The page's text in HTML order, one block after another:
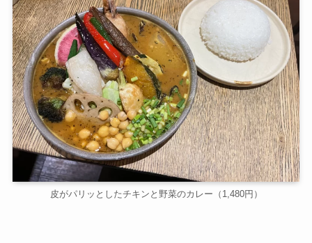
皮がパリッとしたチキンと野菜のカレー（1,480円）